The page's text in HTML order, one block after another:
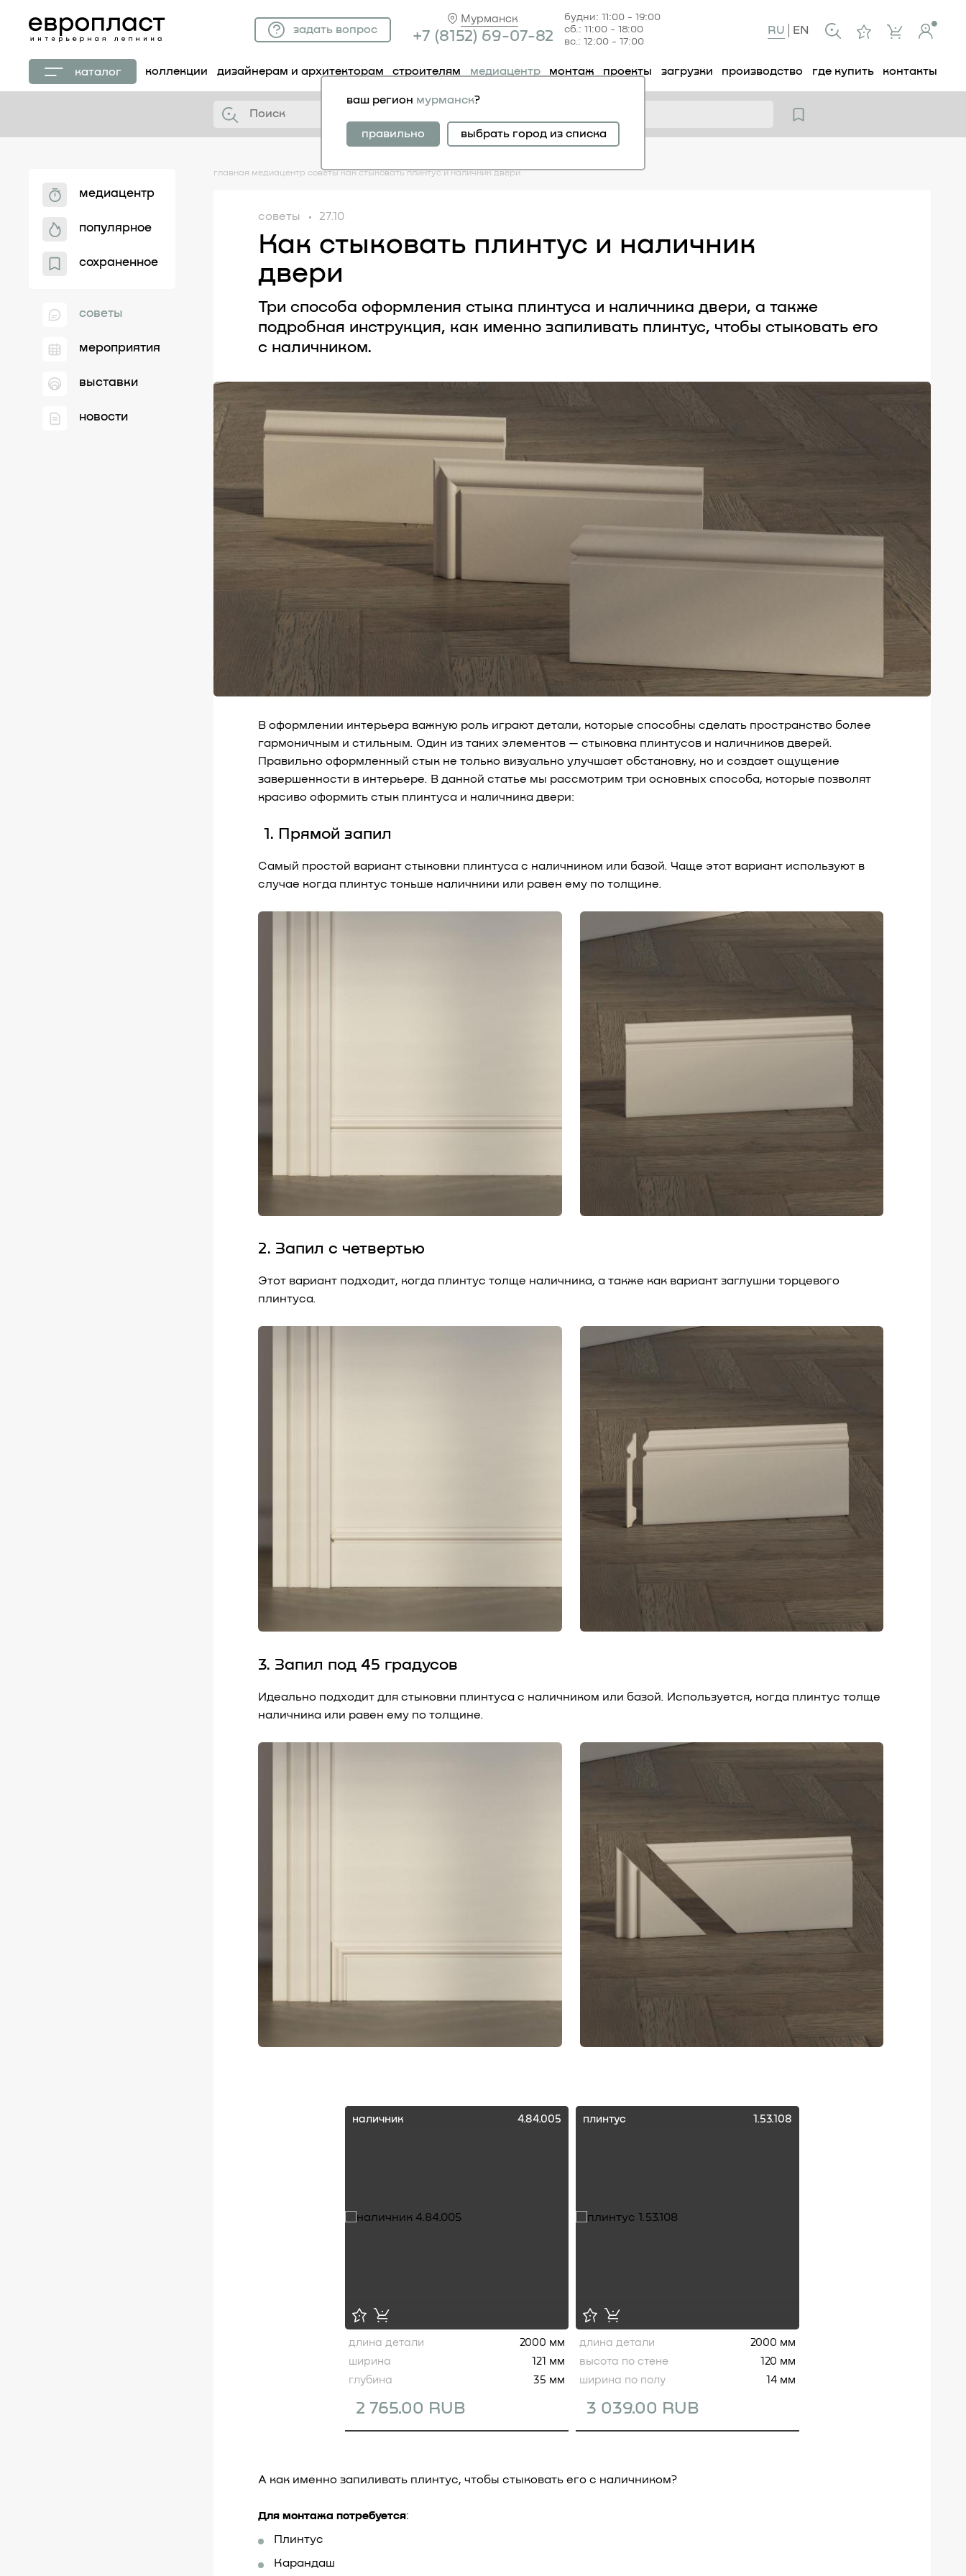
Мурманск
+7 (81 52) 69-07-82
будни: 11:00 - 19:00
сб.: 11:00 - 18:00
вс.: 12:00 - 17:00
задать вопрос RU EN
каталог коллекции дизайнерам и архитекторам строителям медиацентр монтаж проекты загрузки производство где купить контакты
ваш регион мурманск?
правильно выбрать город из списка
медиацентр
популярное
сохраненное
советы
мероприятия
выставки
новости
главная медиацентр советы как стыковать плинтус и наличник двери
советы 27.10
Как стыковать плинтус и наличник
двери
Три способа оформления стыка плинтуса и наличника двери, а также
подробная инструкция, как именно запиливать плинтус, чтобы стыковать его
с наличником.
В оформлении интерьера важную роль играют детали, которые способны сделать пространство более
гармоничным и стильным. Один из таких элементов — стыковка плинтусов и наличников дверей.
Правильно оформленный стык не только визуально улучшает обстановку, но и создает ощущение
завершенности в интерьере. В данной статье мы рассмотрим три основных способа, которые позволят
красиво оформить стык плинтуса и наличника двери:
1. Прямой запил
Самый простой вариант стыковки плинтуса с наличником или базой. Чаще этот вариант используют в
случае когда плинтус тоньше наличники или равен ему по толщине.
2. Запил с четвертью
Этот вариант подходит, когда плинтус толще наличника, а также как вариант заглушки торцевого
плинтуса.
3. Запил под 45 градусов
Идеально подходит для стыковки плинтуса с наличником или базой. Используется, когда плинтус толще
наличника или равен ему по толщине.
наличник 4.84.005
2 765.00 RUB
длина детали
2000 мм
ширина
121 мм
глубина
35 мм
плинтус 1.53.108
3 039.00 RUB
длина детали
2000 мм
высота по стене
120 мм
ширина по полу
14 мм
А как именно запиливать плинтус, чтобы стыковать его с наличником?
Для монтажа потребуется:
Плинтус
Карандаш